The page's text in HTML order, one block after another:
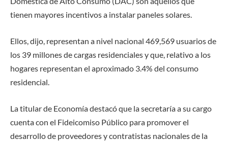
tienen mayores incentivos a instalar paneles solares.
Ellos, dijo, representan a nivel nacional 469,569 usuarios de
los 39 millones de cargas residenciales y que, relativo a los
hogares representan el aproximado 3.4% del consumo
residencial.
La titular de Economía destacó que la secretaría a su cargo
cuenta con el Fideicomiso Público para promover el
desarrollo de proveedores y contratistas nacionales de la